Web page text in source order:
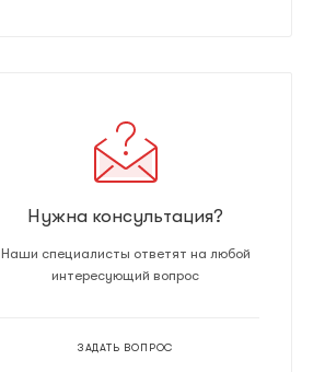
Нужна консультация?
Наши специалисты ответят на любой
интересующий вопрос
ЗАДАТЬ ВОПРОС